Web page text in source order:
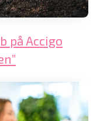
på Accigo